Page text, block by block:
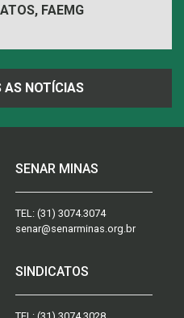
FAEMG
AS NOTÍCIAS
SENAR MINAS
TEL: (31) 3074.3074
senar@senarminas.org.br
SINDICATOS